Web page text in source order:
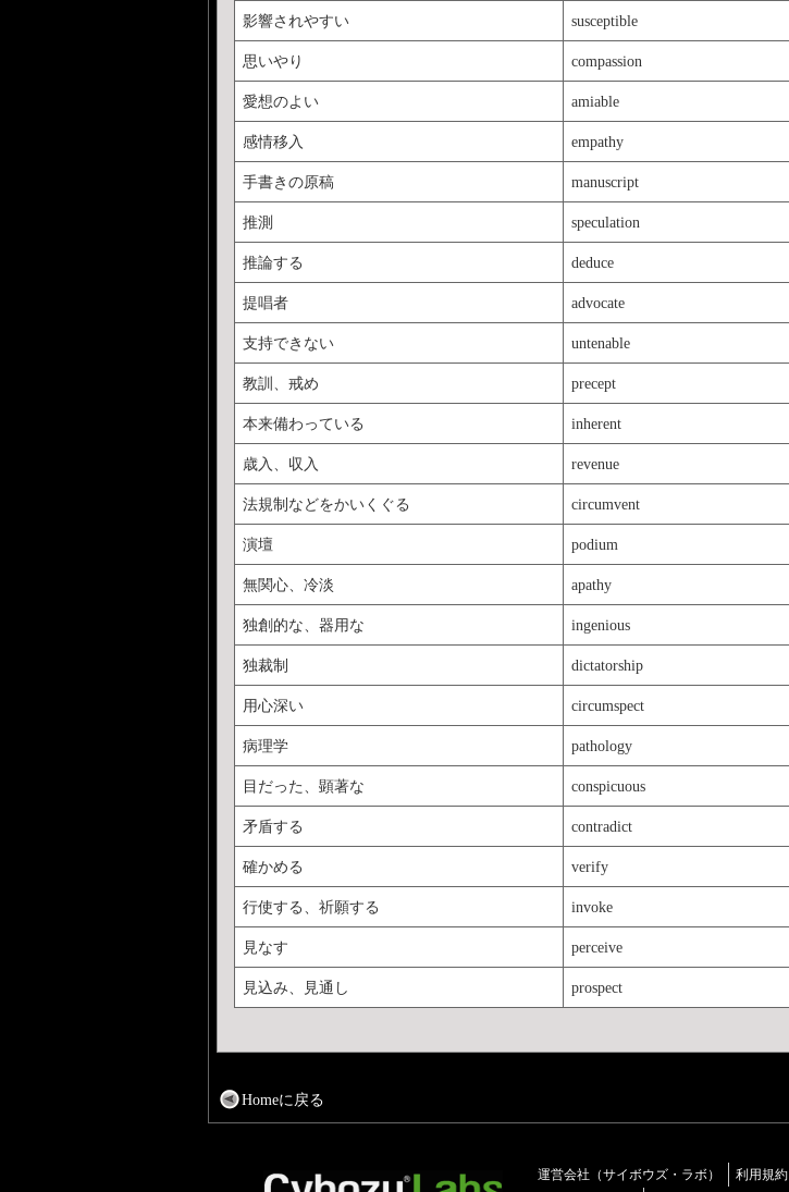
影響されやすい susceptible
思いやり compassion
愛想のよい amiable
感情移入 empathy
手書きの原稿 manuscript
推測 speculation
推論する deduce
提唱者 advocate
支持できない untenable
教訓、戒め precept
本来備わっている inherent
歳入、収入 revenue
法規制などをかいくぐる circumvent
演壇 podium
無関心、冷淡 apathy
独創的な、器用な ingenious
独裁制 dictatorship
用心深い circumspect
病理学 pathology
目だった、顕著な conspicuous
矛盾する contradict
確かめる verify
行使する、祈願する invoke
見なす perceive
見込み、見通し prospect
Homeに戻る
運営会社（サイボウズ・ラボ） 利用規約